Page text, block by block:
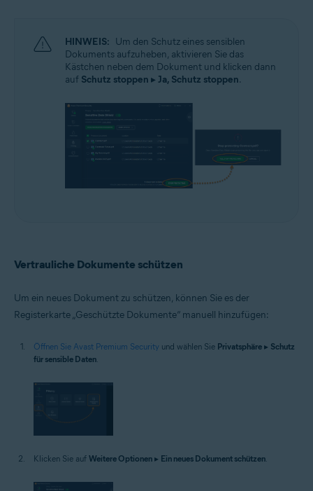
HINWEIS: Um den Schutz eines sensiblen
Dokuments aufzuheben, aktivieren Sie das
Kästchen neben dem Dokument und klicken dann
auf Schutz stoppen ▸ Ja, Schutz stoppen.
Vertrauliche Dokumente schützen
Um ein neues Dokument zu schützen, können Sie es der
Registerkarte „Geschützte Dokumente“ manuell hinzufügen:
Öffnen Sie Avast Premium Security und wählen Sie Privatsphäre ▸ Schutz
für sensible Daten.
Klicken Sie auf Weitere Optionen ▸ Ein neues Dokument schützen.